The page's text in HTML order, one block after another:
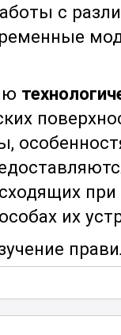
с
их
машинами.
безопасные
с